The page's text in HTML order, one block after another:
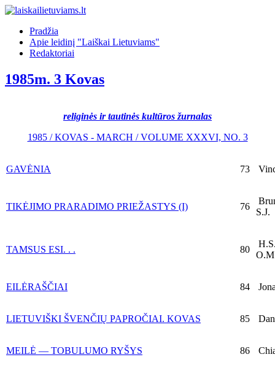
Pradžia
Apie leidinį "Laiškai Lietuviams"
Redaktoriai
1985m. 3 Kovas
religinės ir tautinės kultūros žurnalas
1985 / KOVAS - MARCH / VOLUME XXXVI, NO. 3
GAVĖNIA 73
TIKĖJIMO PRARADIMO PRIEŽASTYS (I) 76
S.J.
TAMSUS ESI. . . 80
EILĖRAŠČIAI 84
LIETUVIŠKI ŠVENČIŲ PAPROČIAI. KOVAS 85
MEILĖ — TOBULUMO RYŠYS 86